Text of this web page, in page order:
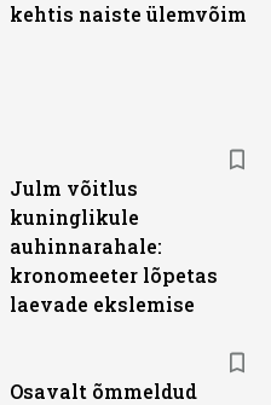
kehtis naiste ülemvõim
Julm võitlus
kuninglikule
auhinnarahale:
kronomeeter lõpetas
laevade ekslemise
Osavalt õmmeldud